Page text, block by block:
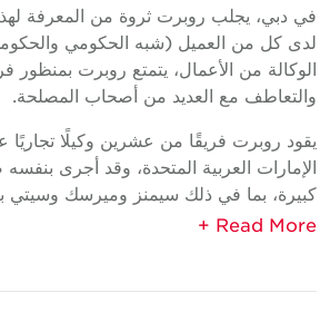
في دبي، يجلب روبرت ثروة من المعرفة
لدى كل من العميل (شبه الحكومي
الوكالة من الأعمال، يتمتع روبرت بمنظور
والتعاطف مع العديد من أصحاب المصلحة.
يقود روبرت فريقًا من عشرين وكيلًا تجاريًا
الإمارات العربية المتحدة، وقد أجرى
كبيرة، بما في ذلك سيمنز وميرسك وسيتي
الخبرة